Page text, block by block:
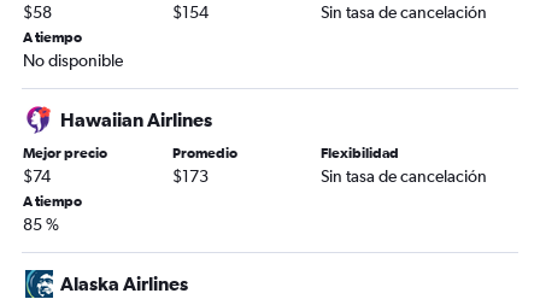
$58 $154 Sin tasa de cancelación
A tiempo
No disponible
Hawaiian Airlines
Mejor precio
$74
Promedio
$173
Flexibilidad
Sin tasa de cancelación
A tiempo
85 %
Alaska Airlines